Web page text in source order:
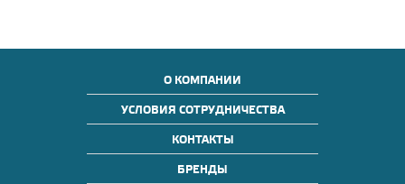
О КОМПАНИИ
УСЛОВИЯ СОТРУДНИЧЕСТВА
КОНТАКТЫ
БРЕНДЫ